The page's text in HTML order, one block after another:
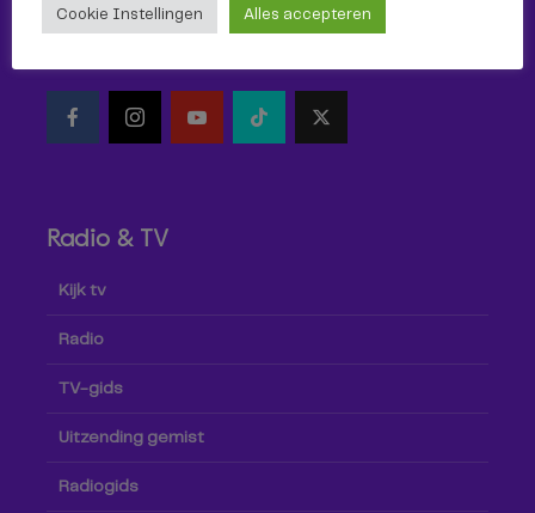
Volg Omroep Tilburg niet alleen hier, maar ook via social
Radio & TV
Kijk tv
Radio
TV-gids
Uitzending gemist
Radiogids
Cookie Instellingen Alles accepteren